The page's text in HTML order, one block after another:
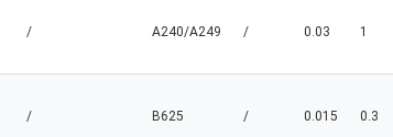
/ A240/A249 / 0.03 1
/ B625 / 0.015 0.3